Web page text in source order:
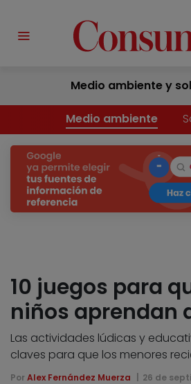
Medio ambiente y
Medio ambiente
10 juegos para
niños aprendan
Las actividades lúdicas y
claves para que los menores
Por Alex Fernández Muerza 26 de